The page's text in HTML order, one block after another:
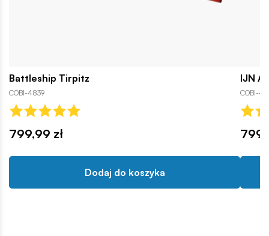
Battleship Tirpitz
COBI-4839
799,99 zł
Dodaj do koszyka
IJN
COBI-